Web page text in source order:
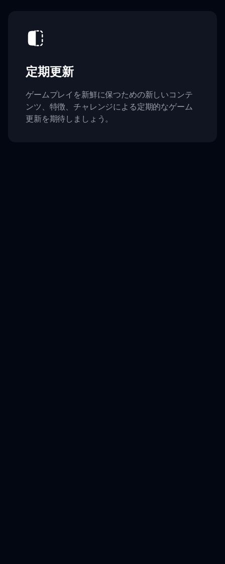
定期更新
ゲームプレイを新鮮に保つための新しいコンテ
ンツ、特徴、チャレンジによる定期的なゲーム
更新を期待しましょう。